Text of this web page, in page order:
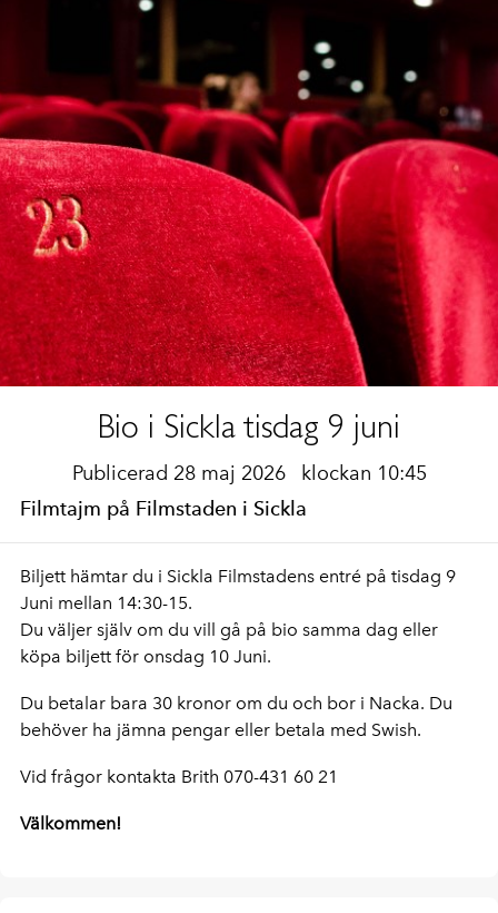
Bio i Sickla tisdag 9 juni
Publicerad 28 maj 2026 klockan 10:45
Filmtajm på Filmstaden i Sickla
Biljett hämtar du i Sickla Filmstadens entré på tisdag 9
Juni mellan 14:30-15.
Du väljer själv om du vill gå på bio samma dag eller
köpa biljett för onsdag 10 Juni.
Du betalar bara 30 kronor om du och bor i Nacka. Du
behöver ha jämna pengar eller betala med Swish.
Vid frågor kontakta Brith 070-431 60 21
Välkommen!